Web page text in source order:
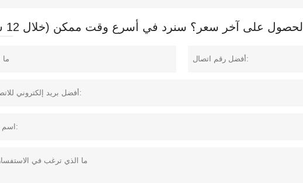
الحصول على آخر سعر؟ سنرد في أسرع وقت ممكن (خلال 12 ساعة)